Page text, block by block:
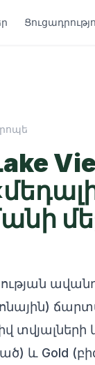
րոպե
և Gold